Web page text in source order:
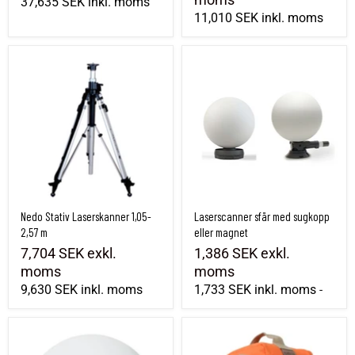
11,010 SEK inkl. moms
Nedo Stativ Laserskanner 1,05-2,57 m
Nedo Stativ Laserskanner 1,05-
2,57 m
7,704 SEKexkl.
moms
9,630 SEK inkl. moms
Laserscanner sfär med sugkopp
eller magnet
1,386 SEKexkl.
moms
1,733 SEK inkl. moms -
Klot 230mm för laserskanning Paket 6-delar för laserskanning